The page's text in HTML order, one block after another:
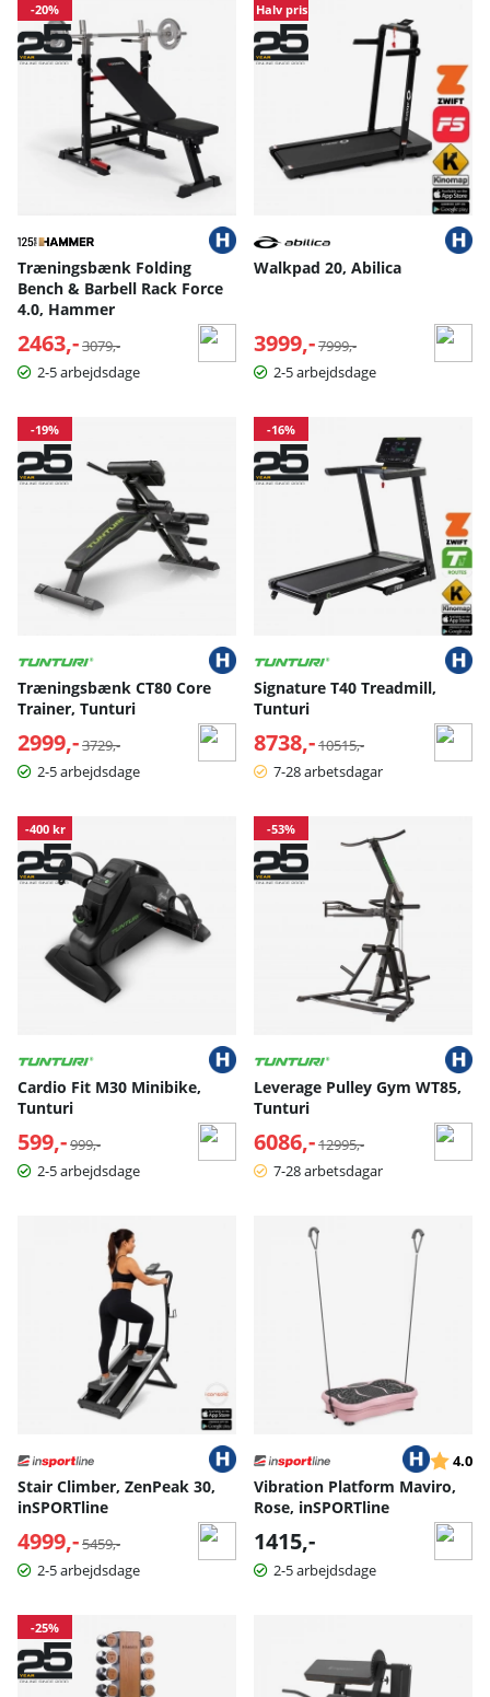
-20%
Træningsbænk Folding
Bench & Barbell Rack Force
4.0, Hammer
2463,- Normalpris:
3079,-
2-5 arbejdsdage
Halv pris
Walkpad 20, Abilica
3999,-Normalpris:
7999,-
2-5 arbejdsdage
-19%
Træningsbænk CT80 Core
Trainer, Tunturi
2999,- Normalpris:
3729,-
2-5 arbejdsdage
-16%
Signature T40 Treadmill,
Tunturi
8738,- Normalpris:
10515,-
7-28 arbetsdagar
-400 kr
Cardio Fit M30 Minibike,
Tunturi
599,- Normalpris:
999,-
2-5 arbejdsdage
-53%
Leverage Pulley Gym WT85,
Tunturi
6086,- Normalpris:
12995,-
7-28 arbetsdagar
Stair Climber, ZenPeak 30,
inSPORTline
4999,- Normalpris:
5459,-
2-5 arbejdsdage
4.0
Vibration Platform Maviro,
Rose, inSPORTline
1415,-
2-5 arbejdsdage
-25%